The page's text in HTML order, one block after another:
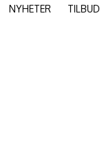
NYHETER TILBUD